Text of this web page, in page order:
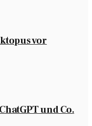
vor
und Co.